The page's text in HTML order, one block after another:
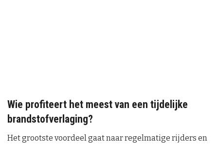
Wie profiteert het meest van een tijdelijke
brandstofverlaging?
Het grootste voordeel gaat naar regelmatige rijders en